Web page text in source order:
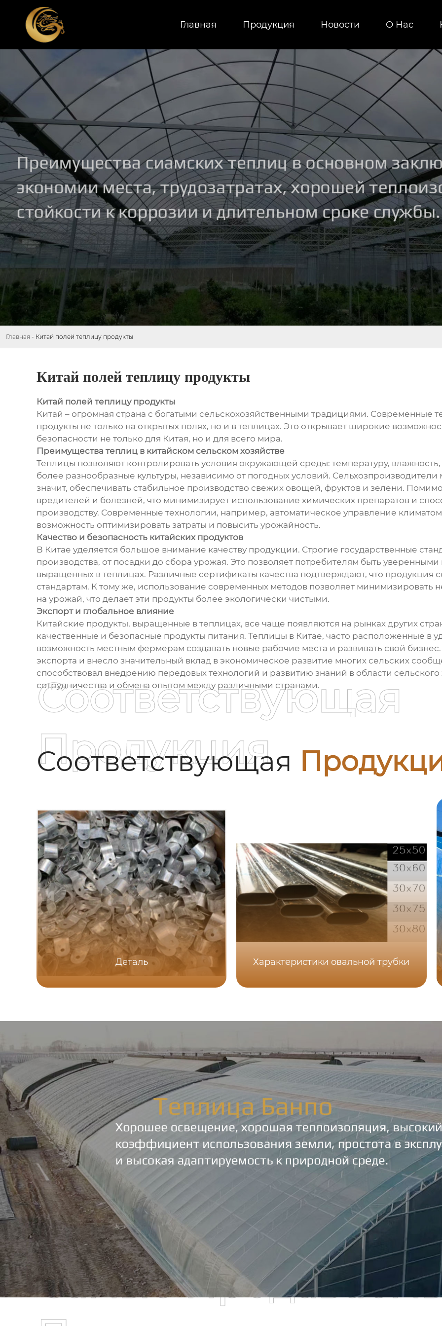
Главная Продукция Новости О Hас
Главная - Китай полей теплицу продукты
Китай полей теплицу продукты
Китай полей теплицу продукты
Китай – огромная страна с богатыми сельскохозяйственными традициями. Современные
продукты не только на открытых полях, но и в теплицах. Это открывает широкие
безопасности не только для Китая, но и для всего мира.
Преимущества теплиц в китайском сельском хозяйстве
Теплицы позволяют контролировать условия окружающей среды: температуру,
более разнообразные культуры, независимо от погодных условий. Сельхозпроизводители
значит, обеспечивать стабильное производство свежих овощей, фруктов и зелени.
вредителей и болезней, что минимизирует использование химических препаратов и
производству. Современные технологии, например, автоматическое управление
возможность оптимизировать затраты и повысить урожайность.
Качество и безопасность китайских продуктов
В Китае уделяется большое внимание качеству продукции. Строгие государственные
производства, от посадки до сбора урожая. Это позволяет потребителям быть
выращенных в теплицах. Различные сертификаты качества подтверждают, что продукция
стандартам. К тому же, использование современных методов позволяет
на урожай, что делает эти продукты более экологически чистыми.
Экспорт и глобальное влияние
Китайские продукты, выращенные в теплицах, все чаще появляются на рынках других
качественные и безопасные продукты питания. Теплицы в Китае, часто расположенные в
возможность местным фермерам создавать новые рабочие места и развивать свой
экспорта и внесло значительный вклад в экономическое развитие многих сельских
способствовал внедрению передовых технологий и развитию знаний в области сельского
сотрудничества и обмена опытом между различными странами.
Соответствующая
Соответствующая
Продукция
Деталь Характеристики овальной трубки
Самые